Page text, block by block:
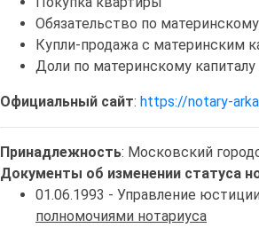
Обязательство по
Купли-продажа с материнским
Доли по материнскому капиталу
Официальный сайт: https://notary-
Принадлежность: Московский
Документы об изменении статуса
01.06.1993 - Управление
полномочиями нотариуса